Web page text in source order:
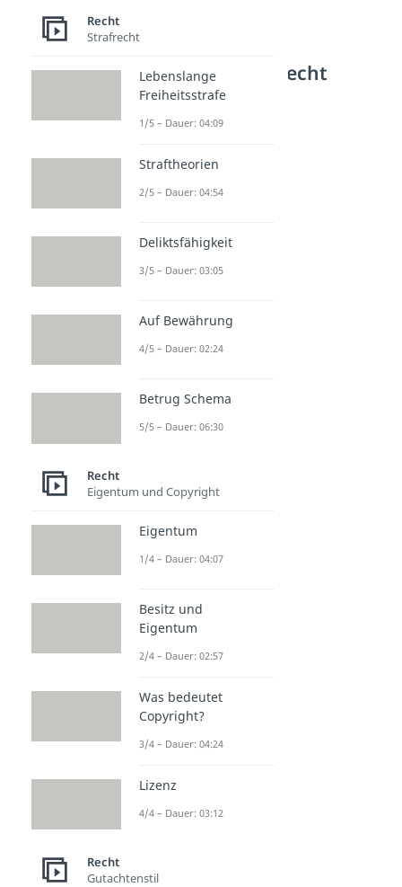
Weitere Inhalte: Recht
Recht Begrifflichkeiten
ex nunc
ex tunc
Deklaratorisch
Dauer: 02:19
Dauer: 02:52
Recht
Strafrecht
Lebenslange
Freiheitsstrafe
1/5 – Dauer: 04:09
Straftheorien
2/5 – Dauer: 04:54
Deliktsfähigkeit
3/5 – Dauer: 03:05
Auf Bewährung
4/5 – Dauer: 02:24
Betrug Schema
5/5 – Dauer: 06:30
Recht
Eigentum und Copyright
Eigentum
1/4 – Dauer: 04:07
Besitz und
Eigentum
2/4 – Dauer: 02:57
Was bedeutet
Copyright?
3/4 – Dauer: 04:24
Lizenz
4/4 – Dauer: 03:12
Recht
Gutachtenstil